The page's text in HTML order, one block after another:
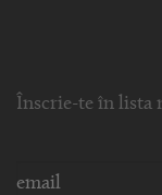
Înscrie-te în lista